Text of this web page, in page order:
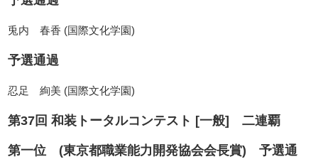
兎内 春香 (国際文化学園)
予選通過
忍足 絢美 (国際文化学園)
第37回 和装トータルコンテスト [一般] 二連覇
第一位 (東京都職業能力開発協会会長賞) 予選通